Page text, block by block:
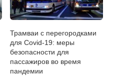
Трамваи с перегородками
для Covid-19: меры
безопасности для
пассажиров во время
пандемии